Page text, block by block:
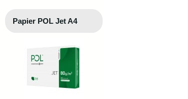
Papier POL Jet A4